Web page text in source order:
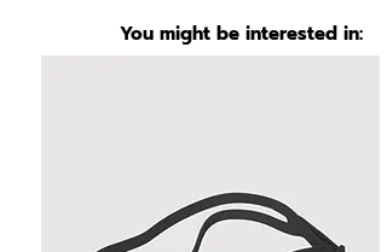
You might be interested in: